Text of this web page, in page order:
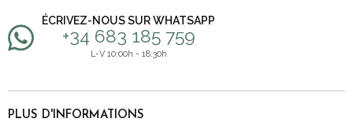
ÉCRIVEZ-NOUS SUR WHATSAPP
+34 683 185 759
L-V 10:00h - 18:30h
PLUS D'INFORMATIONS